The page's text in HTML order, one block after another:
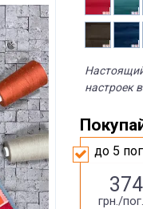
настроек
до 5
374
грн./